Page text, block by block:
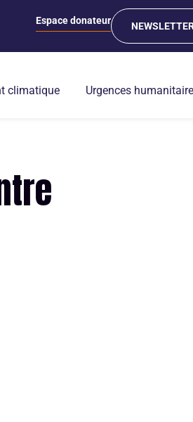
Espace donateur
climatique Urgences